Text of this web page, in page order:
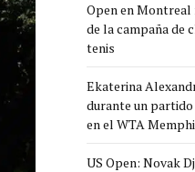
Open en Montreal
de la campaña de
tenis
Ekaterina
durante un
en el WTA
US Open: Novak